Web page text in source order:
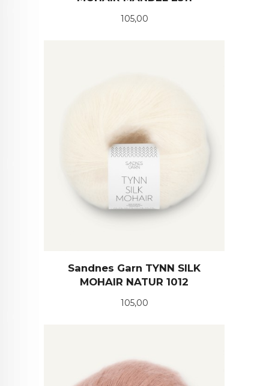
Pris
105,00
Sandnes Garn TYNN SILK
MOHAIR NATUR 1012
Pris
105,00